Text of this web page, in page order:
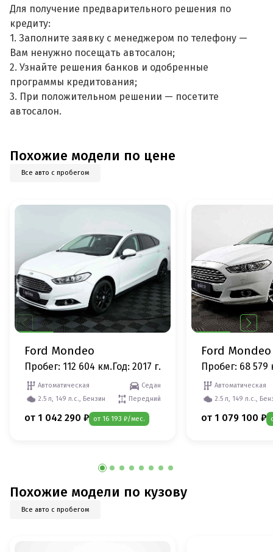
Для получение предварительного решения по
кредиту:
1. Заполните заявку с менеджером по телефону —
Вам ненужно посещать автосалон;
2. Узнайте решения банков и одобренные
программы кредитования;
3. При положительном решении — посетите
автосалон.
Похожие модели по цене
Все авто с пробегом
Ford Mondeo
Пробег: 112 604 км.Год: 2017 г.
Автоматическая
Седан
2.5 л, 149 л.с., Бензин
Передний
от 1 042 290 ₽ от 16 193 ₽/мес.
Ford Mondeo
Пробег: 68 579
Автоматическая
2.5 л, 149 л.с.,
от 1 079 100 ₽
Похожие модели по кузову
Все авто с пробегом